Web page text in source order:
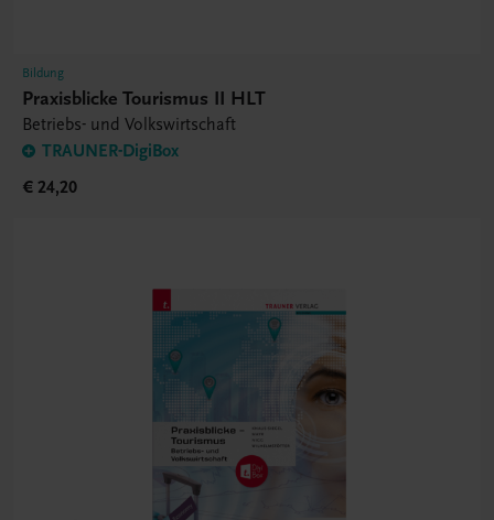
Bildung
Praxisblicke Tourismus II HLT
Betriebs- und Volkswirtschaft
TRAUNER-DigiBox
€ 24,20